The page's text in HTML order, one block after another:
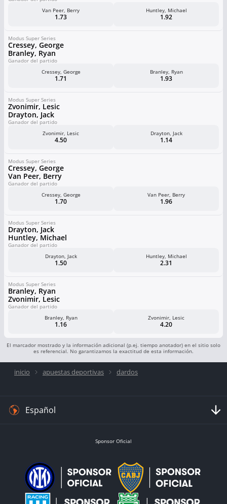
Van Peer, Berry
1.73
Huntley, Michael
1.92
Modus Super Series
Cressey, George
Branley, Ryan
Ganador del partido
Cressey, George
1.71
Branley, Ryan
1.93
Modus Super Series
Zvonimir, Lesic
Drayton, Jack
Ganador del partido
Zvonimir, Lesic
4.50
Drayton, Jack
1.14
Modus Super Series
Cressey, George
Van Peer, Berry
Ganador del partido
Cressey, George
1.70
Van Peer, Berry
1.96
Modus Super Series
Drayton, Jack
Huntley, Michael
Ganador del partido
Drayton, Jack
1.50
Huntley, Michael
2.31
Modus Super Series
Branley, Ryan
Zvonimir, Lesic
Ganador del partido
Branley, Ryan
1.16
Zvonimir, Lesic
4.20
El marcador mostrado y la información adicional (p.ej. tiempo anotador) en el sitio solo
es referencial. No garantizamos la exactitud de esta información.
inicio apuestas deportivas dardos
Español
Sponsor Oficial